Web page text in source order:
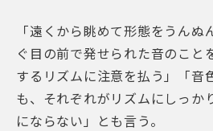
「遠くから眺めて形態をうんぬ
ぐ目の前で発せられた音のこと
するリズムに注意を払う」「音
も、それぞれがリズムにしっか
にならない」とも言う。